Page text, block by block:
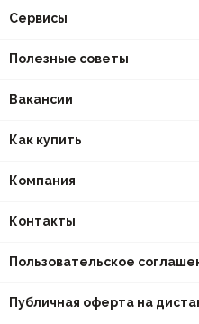
Сервисы
Полезные советы
Вакансии
Как купить
Компания
Контакты
Пользовательское
Публичная оферта на